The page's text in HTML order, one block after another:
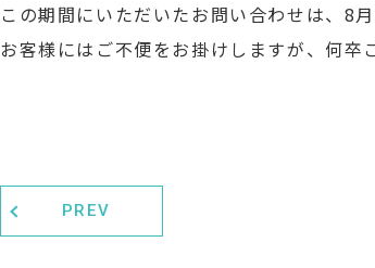
この期間にいただいたお問い合わせは、8
お客様にはご不便をお掛けしますが、何
PREV